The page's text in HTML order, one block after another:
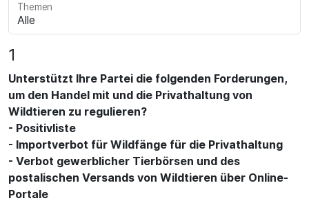
Themen
1
Unterstützt Ihre Partei die folgenden Forderungen,
um den Handel mit und die Privathaltung von
Wildtieren zu regulieren?
- Positivliste
- Importverbot für Wildfänge für die Privathaltung
- Verbot gewerblicher Tierbörsen und des
postalischen Versands von Wildtieren über Online-
Portale